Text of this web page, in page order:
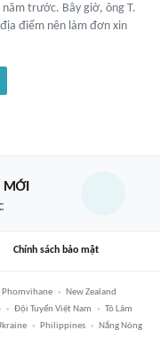
trước. Bây giờ, ông T.
điểm nên làm đơn xin
MỚI
Chính sách bảo mật
Phomvihane
New Zealand
Đội Tuyển Việt Nam
Tô Lâm
Philippines
Nắng Nóng